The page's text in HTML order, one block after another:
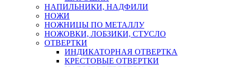
НАПИЛЬНИКИ, НАДФИЛИ
НОЖИ
НОЖНИЦЫ ПО МЕТАЛЛУ
НОЖОВКИ, ЛОБЗИКИ, СТУСЛО
ОТВЕРТКИ
ИНДИКАТОРНАЯ ОТВЕРТКА
КРЕСТОВЫЕ ОТВЕРТКИ